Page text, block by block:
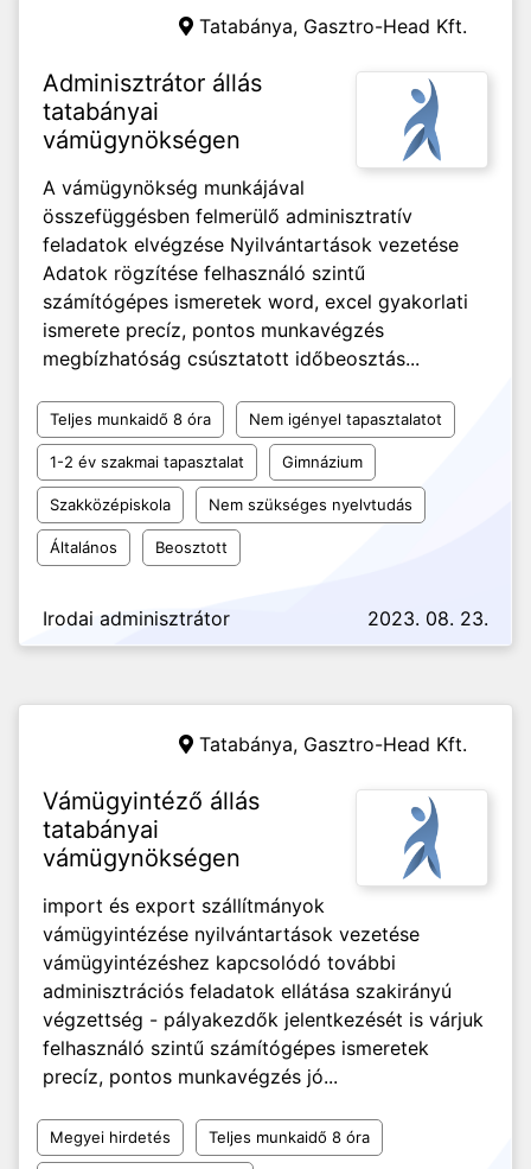
Tatabánya, Gasztro-Head Kft.
Adminisztrátor állás
tatabányai
vámügynökségen
A vámügynökség munkájával
összefüggésben felmerülő adminisztratív
feladatok elvégzése Nyilvántartások vezetése
Adatok rögzítése felhasználó szintű
számítógépes ismeretek word, excel gyakorlati
ismerete precíz, pontos munkavégzés
megbízhatóság csúsztatott időbeosztás...
Teljes munkaidő 8 óra Nem igényel tapasztalatot
1-2 év szakmai tapasztalat Gimnázium
Szakközépiskola Nem szükséges nyelvtudás
Általános Beosztott
Irodai adminisztrátor 2023. 08. 23.
Tatabánya, Gasztro-Head Kft.
Vámügyintéző állás
tatabányai
vámügynökségen
import és export szállítmányok
vámügyintézése nyilvántartások vezetése
vámügyintézéshez kapcsolódó további
adminisztrációs feladatok ellátása szakirányú
végzettség - pályakezdők jelentkezését is várjuk
felhasználó szintű számítógépes ismeretek
precíz, pontos munkavégzés jó...
Megyei hirdetés Teljes munkaidő 8 óra